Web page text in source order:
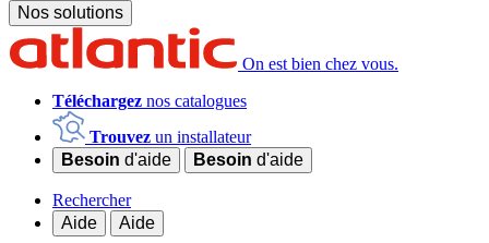
Nos solutions
On est bien chez vous.
Téléchargez nos catalogues
Trouvez un installateur
Besoin d'aide Besoin d'aide
Rechercher
Aide
Aide